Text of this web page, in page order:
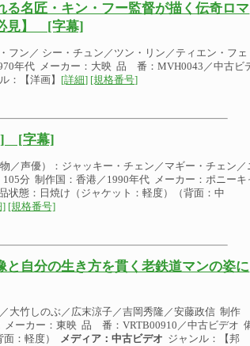
名匠・キン・フー監督が描く伝奇ロマ
見】 [字幕]
ン／ シー・チュン／ツン・リン／ティエン・フェ
年代 メーカー：大映 品 番：MVH0043／中古ビ
：【洋画】 [詳細] [規格番号]
] [字幕]
声優）：ジャッキー・チェン／マギー・チェン／
分 制作国：香港／1990年代 メーカー：ポニーキ
態：日焼け（ジャケット：軽度）（背面：中
] [規格番号]
自分の生き方を貫く老鉄道マンの姿に
竹しのぶ／広末涼子／吉岡秀隆／安藤政信 制作
ーカー：東映 品 番：VRTB00910／中古ビデオ
：軽度）
メディア：中古ビデオ ジャンル：【邦